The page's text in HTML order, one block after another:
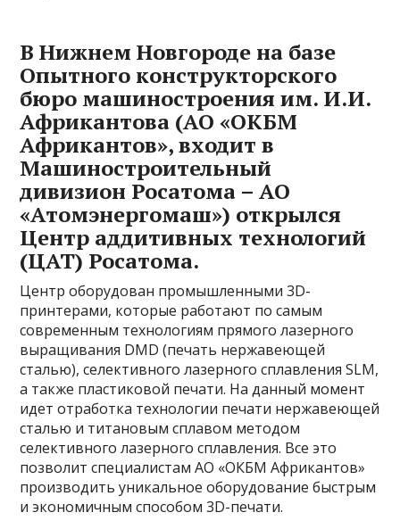
В Нижнем Новгороде на базе
Опытного конструкторского
бюро машиностроения им. И.И.
Африкантова (АО «ОКБМ
Африкантов», входит в
Машиностроительный
дивизион Росатома – АО
«Атомэнергомаш») открылся
Центр аддитивных технологий
(ЦАТ) Росатома.
Центр оборудован промышленными 3D-
принтерами, которые работают по самым
современным технологиям прямого лазерного
выращивания DMD (печать нержавеющей
сталью), селективного лазерного сплавления SLM,
а также пластиковой печати. На данный момент
идет отработка технологии печати нержавеющей
сталью и титановым сплавом методом
селективного лазерного сплавления. Все это
позволит специалистам АО «ОКБМ Африкантов»
производить уникальное оборудование быстрым
и экономичным способом 3D-печати.